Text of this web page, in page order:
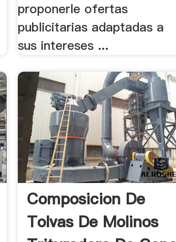
proponerle ofertas
publicitarias adaptadas a
sus intereses ...
Composicion De
Tolvas De Molinos